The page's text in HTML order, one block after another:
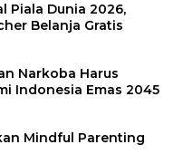
Piala Dunia 2026,
Belanja Gratis
Narkoba Harus
Indonesia Emas 2045
Mindful Parenting